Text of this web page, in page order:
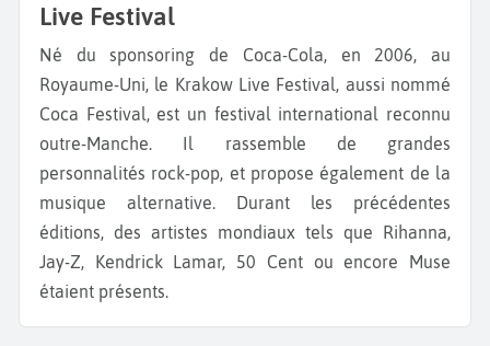
Live Festival
Né du sponsoring de Coca-Cola, en 2006, au
Royaume-Uni, le Krakow Live Festival, aussi nommé
Coca Festival, est un festival international reconnu
outre-Manche. Il rassemble de grandes
personnalités rock-pop, et propose également de la
musique alternative. Durant les précédentes
éditions, des artistes mondiaux tels que Rihanna,
Jay-Z, Kendrick Lamar, 50 Cent ou encore Muse
étaient présents.